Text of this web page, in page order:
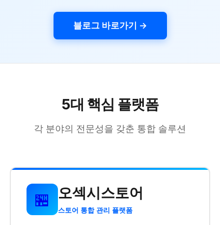
블로그 바로가기 →
5대 핵심 플랫폼
각 분야의 전문성을 갖춘 통합 솔루션
🏪 오섹시스토어
스토어 통합 관리 플랫폼